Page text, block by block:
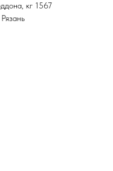
кг 1567